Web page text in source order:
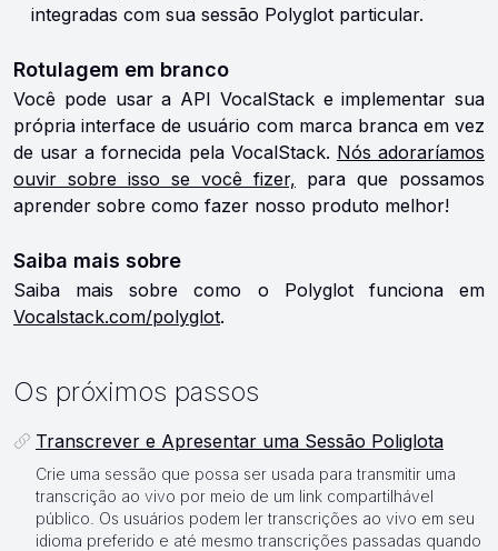
integradas com sua sessão Polyglot particular.
Rotulagem em branco
Você pode usar a API VocalStack e implementar sua
própria interface de usuário com marca branca em vez
de usar a fornecida pela VocalStack. Nós adoraríamos
ouvir sobre isso se você fizer, para que possamos
aprender sobre como fazer nosso produto melhor!
Saiba mais sobre
Saiba mais sobre como o Polyglot funciona em
Vocalstack.com/polyglot.
Os próximos passos
Transcrever e Apresentar uma Sessão Poliglota
Crie uma sessão que possa ser usada para transmitir uma
transcrição ao vivo por meio de um link compartilhável
público. Os usuários podem ler transcrições ao vivo em seu
idioma preferido e até mesmo transcrições passadas quando